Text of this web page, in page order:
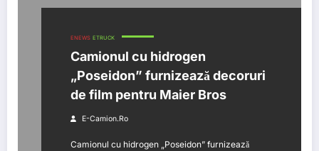
ENEWS ETRUCK
Camionul cu hidrogen
„Poseidon” furnizează decoruri
de film pentru Maier Bros
E-Camion.ro
Camionul cu hidrogen „Poseidon” furnizează